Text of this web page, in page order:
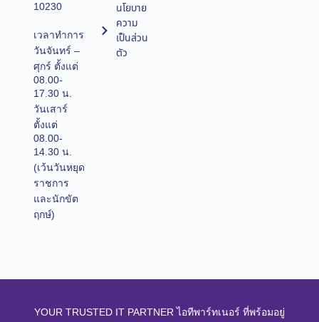
10230
เวลาทำการ
วันจันทร์ –
ศุกร์ ตั้งแต่
08.00-
17.30 น.
วันเสาร์
ตั้งแต่
08.00-
14.30 น.
(เว้นวันหยุด
ราชการ
และนักขัต
ฤกษ์)
นโยบาย
ความ
เป็นส่วน
ตัว
YOUR TRUSTED IT PARTNER ไอทีพาร์ทเนอร์ ที่พร้อมอยู่